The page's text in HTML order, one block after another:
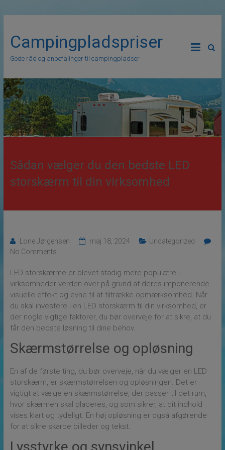
Campingpladspriser
Gode råd og anbefalinger til campingpladser
Sådan vælger du den bedste LED
storskærm til din virksomhed
Lone Jørgensen maj 18, 2024
Uncategorized
No Comments
LED storskærme er blevet stadig mere populære i
virksomheder verden over på grund af deres imponerende
visuelle effekt og evne til at tiltrække opmærksomhed. Når
du skal investere i en LED storskærm til din virksomhed, er
der nogle vigtige faktorer, du bør overveje for at sikre, at du
får den bedste løsning til dine behov.
Skærmstørrelse og opløsning
En af de første ting, du bør overveje, når du vælger en LED
storskærm, er skærmstørrelsen og opløsningen. Det er
vigtigt at vælge en skærmstørrelse, der passer til det rum,
hvor skærmen skal placeres, og som sikrer, at dit indhold
vises klart og tydeligt. En høj opløsning er også afgørende
for at sikre skarpe billeder og tekst.
Lysstyrke og synsvinkel